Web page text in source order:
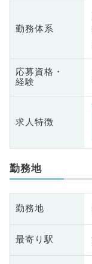
勤務体系
応募資格・
経験
求人特徴
勤務地
勤務地
最寄り駅